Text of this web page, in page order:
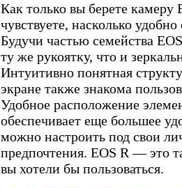
Как только вы берете камеру
чувствуете, насколько
Будучи частью семейства
ту же рукоятку, что и
Интуитивно понятная
экране также знакома
Удобное расположение
обеспечивает еще большее
можно настроить под свои
предпочтения. EOS R — это
вы хотели бы пользоваться.